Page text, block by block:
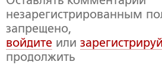
незарегистрированным
запрещено,
войдите или
продолжить